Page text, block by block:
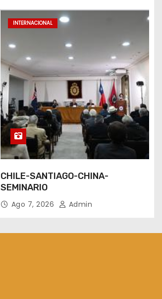
INTERNACIONAL
CHILE-SANTIAGO-CHINA-
SEMINARIO
Ago 7, 2026 Admin